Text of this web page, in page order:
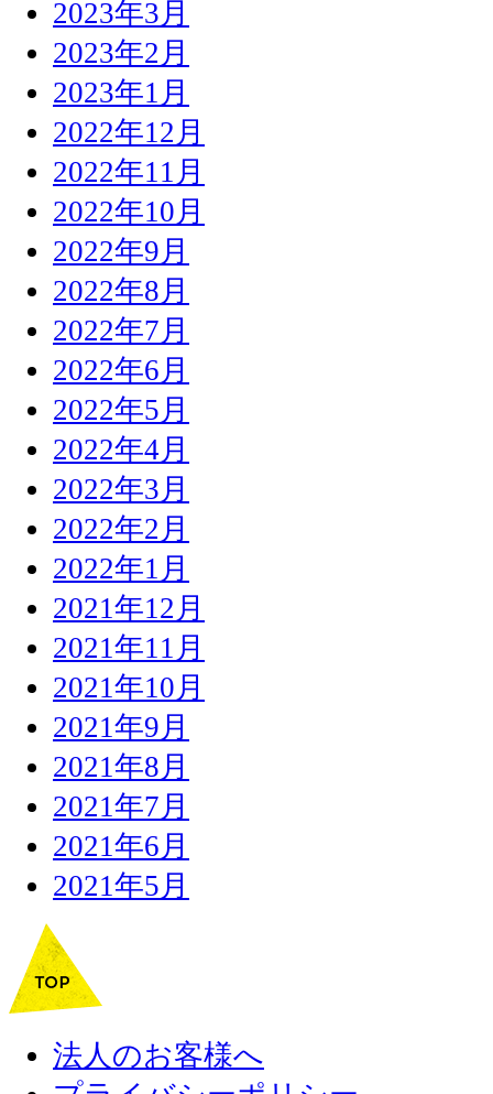
2023年3月
2023年2月
2023年1月
2022年12月
2022年11月
2022年10月
2022年9月
2022年8月
2022年7月
2022年6月
2022年5月
2022年4月
2022年3月
2022年2月
2022年1月
2021年12月
2021年11月
2021年10月
2021年9月
2021年8月
2021年7月
2021年6月
2021年5月
法人のお客様へ